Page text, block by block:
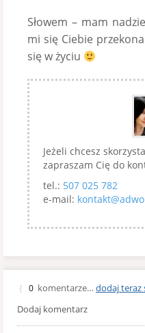
Słowem – mam
mi się Ciebie
się w życiu
Jeżeli chcesz
zapraszam Cię do
tel.: 507 025 782
e-mail:
{ 0 komentarze… dodaj teraz
Dodaj komentarz